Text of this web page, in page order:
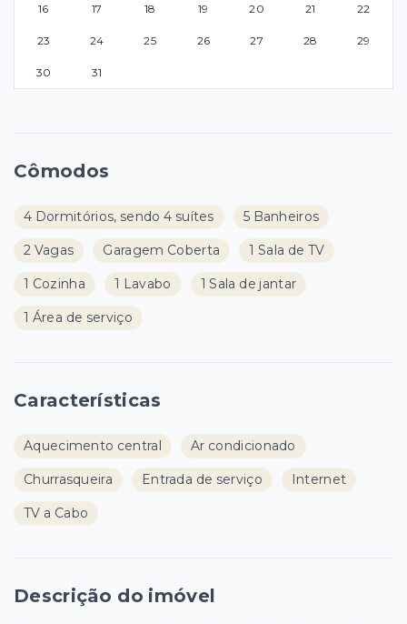
16 17 18 19 20 21 22
23 24 25 26 27 28 29
30 31
Cômodos
4 Dormitórios, sendo 4 suítes 5 Banheiros
2 Vagas Garagem Coberta 1 Sala de TV
1 Cozinha 1 Lavabo 1 Sala de jantar
1 Área de serviço
Características
Aquecimento central Ar condicionado
Churrasqueira Entrada de serviço Internet
TV a Cabo
Descrição do imóvel